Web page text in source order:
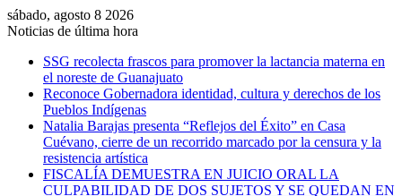
sábado, agosto 8 2026
Noticias de última hora
SSG recolecta frascos para promover la lactancia materna en
el noreste de Guanajuato
Reconoce Gobernadora identidad, cultura y derechos de los
Pueblos Indígenas
Natalia Barajas presenta “Reflejos del Éxito” en Casa
Cuévano, cierre de un recorrido marcado por la censura y la
resistencia artística
FISCALÍA DEMUESTRA EN JUICIO ORAL LA
CULPABILIDAD DE DOS SUJETOS Y SE QUEDAN EN